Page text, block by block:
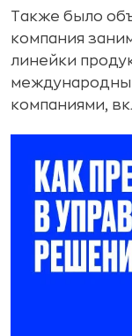
Также было
компания
линейки
компаниями,